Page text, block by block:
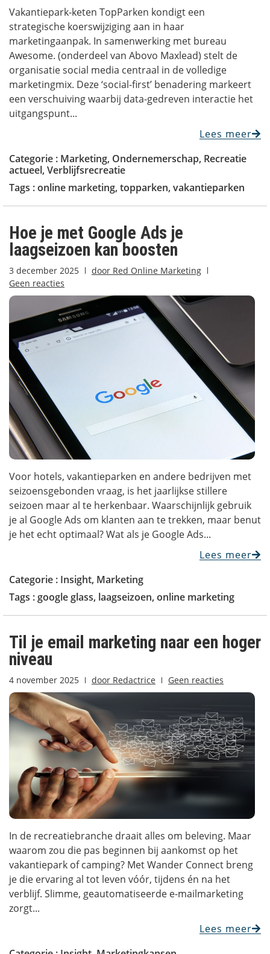
Vakantiepark-keten TopParken kondigt een
strategische koerswijziging aan in haar
marketingaanpak. In samenwerking met bureau
Awesome. (onderdeel van Abovo Maxlead) stelt de
organisatie social media centraal in de volledige
marketingmix. Deze ‘social-first’ benadering markeert
een verschuiving waarbij data-gedreven interactie het
uitgangspunt...
Lees meer
Categorie : Marketing, Ondernemerschap, Recreatie
actueel, Verblijfsrecreatie
Tags :online marketing, topparken, vakantieparken
Hoe je met Google Ads je
laagseizoen kan boosten
3 december 2025 door Red Online Marketing
Geen reacties
Voor hotels, vakantieparken en andere bedrijven met
seizoensgebonden vraag, is het jaarlijkse stillere
seizoen maar al te herkenbaar. Waarschijnlijk gebruik
je al Google Ads om klanten aan te trekken, maar benut
je het echt optimaal? Wat als je Google Ads...
Lees meer
Categorie : Insight, Marketing
Tags :google glass, laagseizoen, online marketing
Til je email marketing naar een hoger
niveau
4 november 2025 door Redactrice Geen reacties
In de recreatiebranche draait alles om beleving. Maar
waarom zou die pas beginnen bij aankomst op het
vakantiepark of camping? Met Wander Connect breng
je die ervaring al tot leven vóór, tijdens én na het
verblijf. Slimme, geautomatiseerde e-mailmarketing
zorgt...
Lees meer